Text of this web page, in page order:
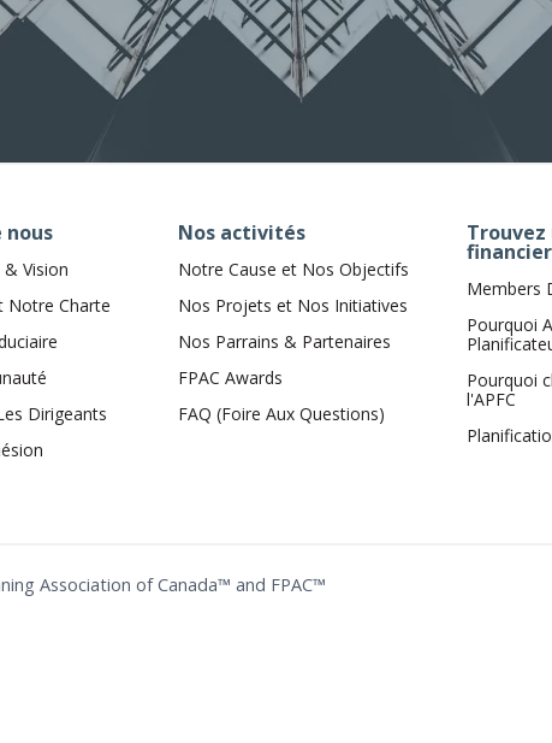
nous
Vision
Notre Charte
Dirigeants
Nos activités
Notre Cause et Nos Objectifs
Nos Projets et Nos Initiatives
Nos Parrains & Partenaires
FPAC Awards
FAQ (Foire Aux Questions)
financier
Members
Pourquoi
Pourquoi
l'APFC
Association of Canada™ and FPAC™